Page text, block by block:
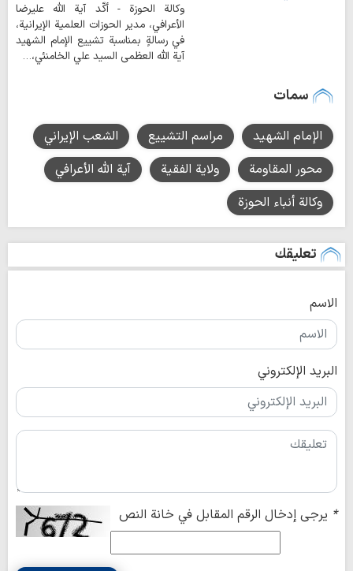
وكالة الحوزة - أكّد آية الله عليرضا
الأعرافي، مدير الحوزات العلمية الإيرانية،
في رسالةٍ بمناسبة تشييع الإمام الشهيد
آية الله العظمى السيد علي الخامنئي،…
سمات
الإمام الشهيد مراسم التشييع
الشعب الإيراني
محور المقاومة
ولاية الفقية
آية الله الأعرافي
وكالة أنباء الحوزة
تعليقك
الاسم
البريد الإلكتروني
* يرجى إدخال الرقم المقابل في خانة النص